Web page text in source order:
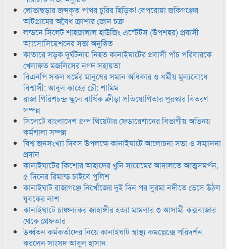
লোভাছড়ার জব্দকৃত পাথর চুরির হিড়িক! বেপরোয়া জকিগঞ্জের
আটগ্রামের অবৈধ ক্রাশার জোন চক্র
লন্ডনে সিলেট শাহজালাল হাউজিং এস্টেটস (উপশহর) প্রবাসী
অ্যাসোসিয়েশনের সভা অনুষ্ঠিত
কাতারে সড়ক দুর্ঘটনায় নিহত কানাইঘাটের প্রবাসী পাঁচ পরিবারকে
খেলাফত মজলিসের নগদ সহায়তা
বিএনপি সকল ধর্মের মানুষের সমান অধিকার ও ধর্মীয় মুল্যবোধে
বিশ্বাসী: আবুল কাহের চৌ: শামিম
রাজা গিরিশচন্দ্র স্কুলে বার্ষিক ক্রীড়া প্রতিযোগিতার পুরস্কার বিতরণ
সম্পন্ন
সিলেটে বাংলাদেশ গ্রুপ থিয়েটার ফেডারেশানের বিভাগীয় অভিনয়
কর্মশালা সম্পন্ন
বিশ্ব জনসংখ্যা দিবস উপলক্ষে কানাইঘাটে আলোচনা সভা ও সম্মাননা
প্রদান
কানাইঘাটের কিশোর আহাদের খুনি সায়েমের আদালতে আত্মসমর্পন,
৫ দিনের রিমান্ড চাইবে পুলিশ
কানাইঘাট রাজাগঞ্জে নিখোঁজের দুই দিন পর সুরমা নদীতে ভেসে উঠল
যুবকের লাশ
কানাইঘাটে চাঞ্চল্যকর জাহাঙ্গীর হত্যা মামলার ৩ আসামী কক্সবাজার
থেকে গ্রেফতার
উর্ধ্বতন কর্মকর্তাদের নিয়ে কানাইঘাট স্বাস্থ্য কমপ্লেক্সে পরিদর্শন
করলেন সাংসদ আবুল হাসান